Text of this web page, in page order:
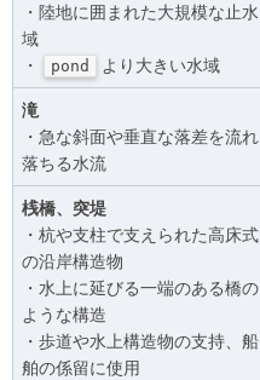
・陸地に囲まれた大規模な止水
域
・
pond より大きい水域
滝
・急な斜面や垂直な落差を流れ
落ちる水流
桟橋、突堤
・杭や支柱で支えられた高床式
の沿岸構造物
・水上に延びる一端のある橋の
ような構造
・歩道や水上構造物の支持、船
舶の係留に使用